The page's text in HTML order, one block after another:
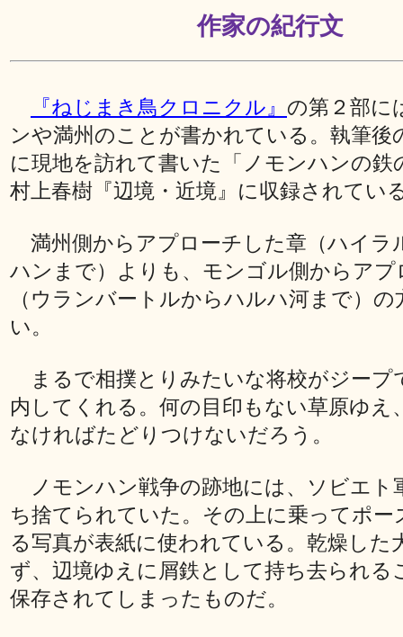
作家の紀行文
『ねじまき鳥クロニクル』 の第２部に
ンや満州のことが書かれている。執筆後
に現地を訪れて書いた「ノモンハンの鉄
村上春樹『辺境・近境』に収録されてい
満州側からアプローチした章（ハイラ
ハンまで）よりも、モンゴル側からアプ
（ウランバートルからハルハ河まで）
い。
まるで相撲とりみたいな将校がジープ
内してくれる。何の目印もない草原ゆえ
なければたどりつけないだろう。
ノモンハン戦争の跡地には、ソビエト
ち捨てられていた。その上に乗ってポー
る写真が表紙に使われている。乾燥した
ず、辺境ゆえに屑鉄として持ち去られる
保存されてしまったものだ。